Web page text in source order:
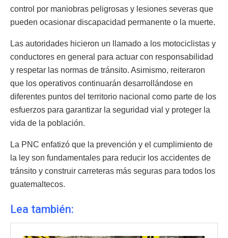
control por maniobras peligrosas y lesiones severas que
pueden ocasionar discapacidad permanente o la muerte.
Las autoridades hicieron un llamado a los motociclistas y
conductores en general para actuar con responsabilidad
y respetar las normas de tránsito. Asimismo, reiteraron
que los operativos continuarán desarrollándose en
diferentes puntos del territorio nacional como parte de los
esfuerzos para garantizar la seguridad vial y proteger la
vida de la población.
La PNC enfatizó que la prevención y el cumplimiento de
la ley son fundamentales para reducir los accidentes de
tránsito y construir carreteras más seguras para todos los
guatemaltecos.
Lea también: